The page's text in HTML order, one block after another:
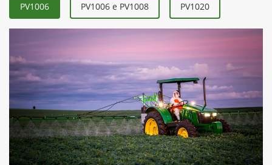
PV1006 PV1006 e PV1008 PV1020